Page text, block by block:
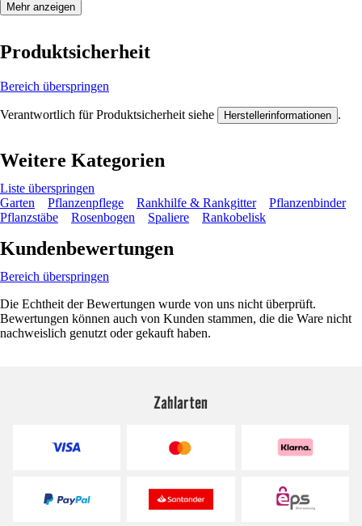
Mehr anzeigen
Produktsicherheit
Bereich überspringen
Verantwortlich für Produktsicherheit siehe Herstellerinformationen .
Weitere Kategorien
Liste überspringen
Garten
Pflanzenpflege Rankhilfe & Rankgitter
Pflanzenbinder
Pflanzstäbe
Rosenbogen Spaliere Rankobelisk
Kundenbewertungen
Bereich überspringen
Die Echtheit der Bewertungen wurde von uns nicht überprüft.
Bewertungen können auch von Kunden stammen, die die Ware nicht
nachweislich genutzt oder gekauft haben.
Zahlarten